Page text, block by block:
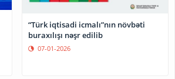
“Türk iqtisadi icmalı”nın növbəti
buraxılışı nəşr edilib
07-01-2026